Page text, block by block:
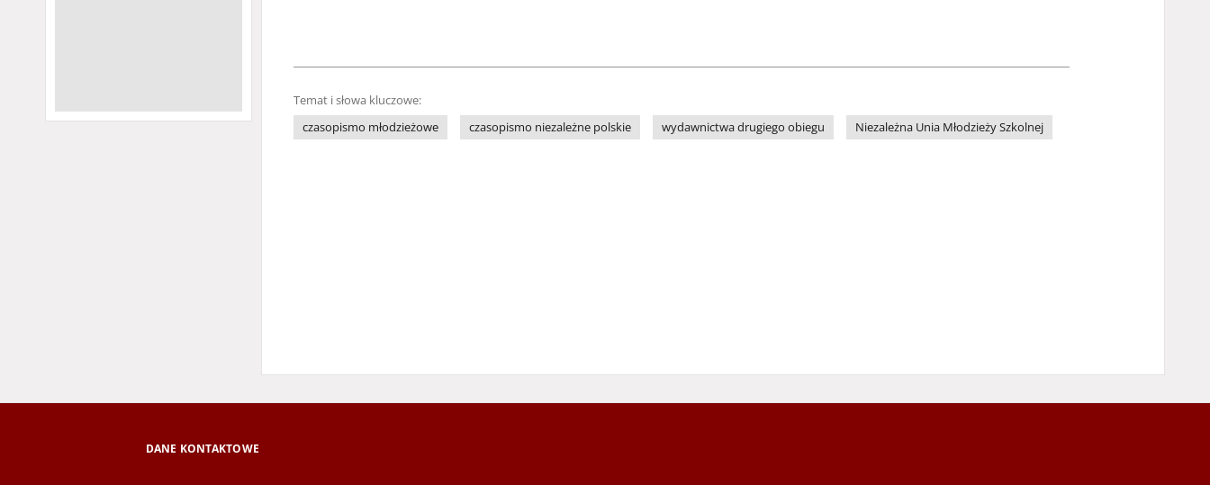
Temat i słowa kluczowe:
czasopismo młodzieżowe
czasopismo niezależne polskie wydawnictwa drugiego obiegu Niezależna Unia Młodzieży Szkolnej
DANE KONTAKTOWE